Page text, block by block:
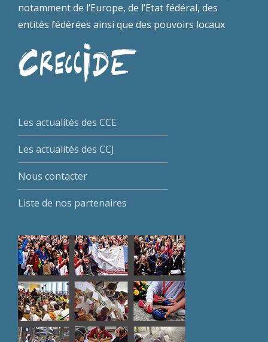
notamment de l’Europe, de l’Etat fédéral, des
entités fédérées ainsi que des pouvoirs locaux
Les actualités des CCE
Les actualités des CCJ
Nous contacter
Liste de nos partenaires